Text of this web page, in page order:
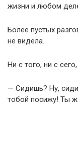
жизни и любом
Более пустых
не видела.
Ни с того, ни с
— Сидишь? Ну,
тобой посижу! Ты ж